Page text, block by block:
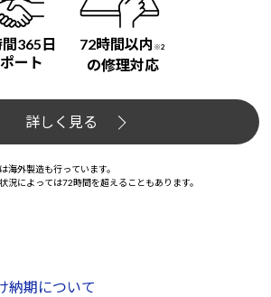
365日
ート
72時間以内 ※2
の修理対応
詳しく見る
海外製造も行っています。
況によっては72時間を超えることもあります。
納期について